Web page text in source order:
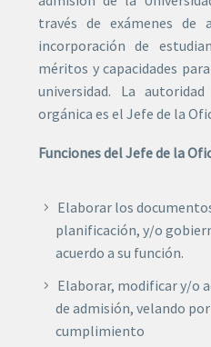
través de exámenes de
incorporación de
méritos y capacidades
universidad. La
orgánica es el Jefe de la
Funciones del Jefe de la
Elaborar los
planificación, y/o
acuerdo a su función.
Elaborar, modificar y/o
de admisión, velando por
cumplimiento